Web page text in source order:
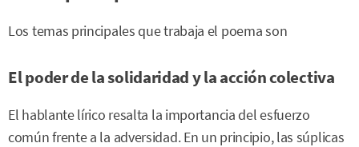
Los temas principales que trabaja el poema son
El poder de la solidaridad y la acción colectiva
El hablante lírico resalta la importancia del esfuerzo
común frente a la adversidad. En un principio, las súplicas